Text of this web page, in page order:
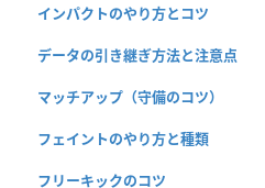
インパクトのやり方とコツ
データの引き継ぎ方法と注意点
マッチアップ（守備のコツ）
フェイントのやり方と種類
フリーキックのコツ